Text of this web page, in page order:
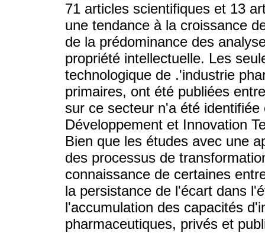
71 articles scientifiques et 13
une tendance à la croissance
de la prédominance des
propriété intellectuelle. Les
technologique de .'industrie
primaires, ont été publiées
sur ce secteur n'a été
Développement et Innovation
Bien que les études avec une
des processus de
connaissance de certaines
la persistance de l'écart dans
l'accumulation des capacités
pharmaceutiques, privés et